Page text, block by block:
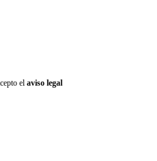
el aviso legal